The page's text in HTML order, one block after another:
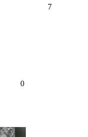
7
0